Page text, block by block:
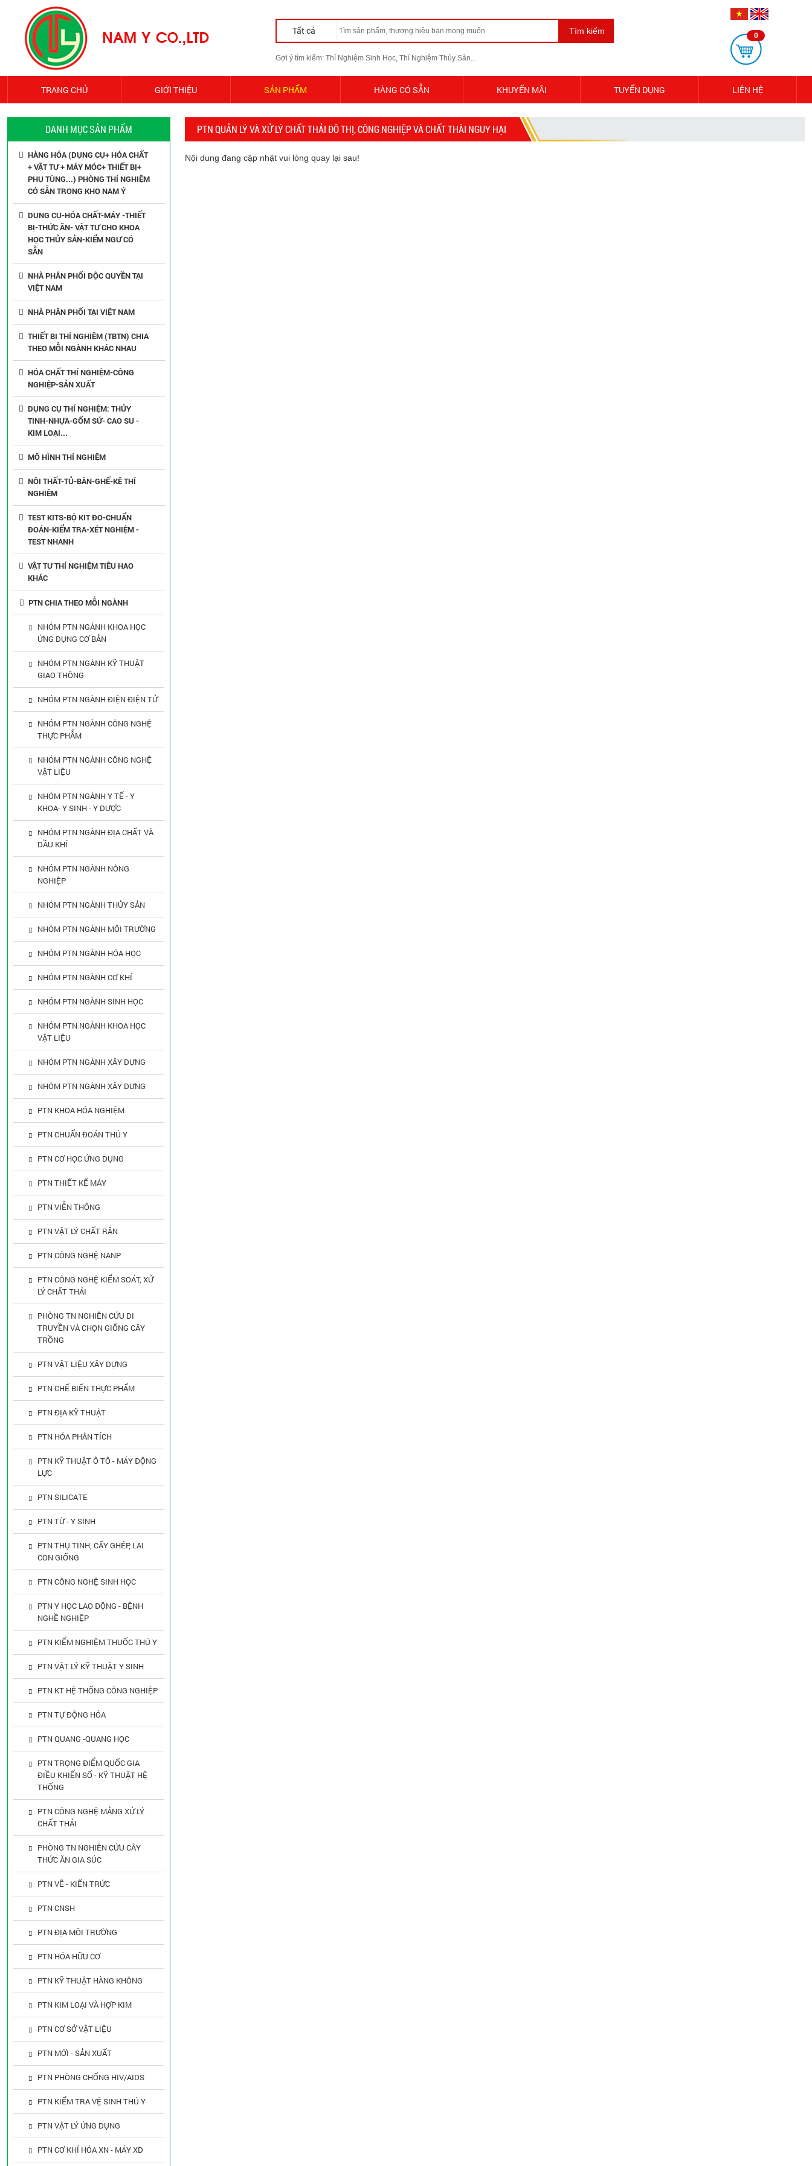
Tất cả Tìm kiếm
Gợi ý tìm kiếm: Thí Nghiệm Sinh Học, Thí Nghiệm Thủy Sản...
0
TRANG CHỦ GIỚI THIỆU SẢN PHẨM HÀNG CÓ SẴN KHUYẾN MÃI TUYỂN DỤNG LIÊN HỆ
DANH MỤC SẢN PHẨM
HÀNG HÓA (DỤNG CỤ+ HÓA CHẤT
+ VẬT TƯ + MÁY MÓC+ THIẾT BỊ+
PHỤ TÙNG...) PHÒNG THÍ NGHIỆM
CÓ SẴN TRONG KHO NAM Ý
DỤNG CỤ-HÓA CHẤT-MÁY -THIẾT
BỊ-THỨC ĂN- VẬT TƯ CHO KHOA
HỌC THỦY SẢN-KIỂM NGƯ CÓ
SẴN
NHÀ PHÂN PHỐI ĐỘC QUYỀN TẠI
VIỆT NAM
NHÀ PHÂN PHỐI TẠI VIỆT NAM
THIẾT BỊ THÍ NGHIỆM (TBTN) CHIA
THEO MỖI NGÀNH KHÁC NHAU
HÓA CHẤT THÍ NGHIỆM-CÔNG
NGHIỆP-SẢN XUẤT
DỤNG CỤ THÍ NGHIỆM: THỦY
TINH-NHỰA-GỐM SỨ- CAO SU -
KIM LOẠI...
MÔ HÌNH THÍ NGHIỆM
NỘI THẤT-TỦ-BÀN-GHẾ-KỆ THÍ
NGHIỆM
TEST KITS-BỘ KIT ĐO-CHUẨN
ĐOÁN-KIỂM TRA-XÉT NGHIỆM -
TEST NHANH
VẬT TƯ THÍ NGHIỆM TIÊU HAO
KHÁC
PTN CHIA THEO MỖI NGÀNH
NHÓM PTN NGÀNH KHOA HỌC
ỨNG DỤNG CƠ BẢN
NHÓM PTN NGÀNH KỸ THUẬT
GIAO THÔNG
NHÓM PTN NGÀNH ĐIỆN ĐIỆN TỬ
NHÓM PTN NGÀNH CÔNG NGHỆ
THỰC PHẪM
NHÓM PTN NGÀNH CÔNG NGHỆ
VẬT LIỆU
NHÓM PTN NGÀNH Y TẾ - Y
KHOA- Y SINH - Y DƯỢC
NHÓM PTN NGÀNH ĐỊA CHẤT VÀ
DẦU KHÍ
NHÓM PTN NGÀNH NÔNG
NGHIỆP
NHÓM PTN NGÀNH THỦY SẢN
NHÓM PTN NGÀNH MÔI TRƯỜNG
NHÓM PTN NGÀNH HÓA HỌC
NHÓM PTN NGÀNH CƠ KHÍ
NHÓM PTN NGÀNH SINH HỌC
NHÓM PTN NGÀNH KHOA HỌC
VẬT LIỆU
NHÓM PTN NGÀNH XÂY DỰNG
NHÓM PTN NGÀNH XÂY DỰNG
PTN KHOA HÓA NGHIỆM
PTN CHUẨN ĐOÁN THÚ Y
PTN CƠ HỌC ỨNG DỤNG
PTN THIẾT KẾ MÁY
PTN VIỄN THÔNG
PTN VẬT LÝ CHẤT RẮN
PTN CÔNG NGHỆ NANP
PTN CÔNG NGHỆ KIỂM SOÁT, XỬ
LÝ CHẤT THẢI
PHÒNG TN NGHIÊN CỨU DI
TRUYỀN VÀ CHỌN GIỐNG CÂY
TRỒNG
PTN VẬT LIỆU XÂY DỰNG
PTN CHẾ BIẾN THỰC PHẨM
PTN ĐỊA KỸ THUẬT
PTN HÓA PHÂN TÍCH
PTN KỸ THUẬT Ô TÔ - MÁY ĐỘNG
LỰC
PTN SILICATE
PTN TỪ - Y SINH
PTN THỤ TINH, CẤY GHÉP, LAI
CON GIỐNG
PTN CÔNG NGHỆ SINH HỌC
PTN Y HỌC LAO ĐỘNG - BỆNH
NGHỀ NGHIỆP
PTN KIỂM NGHIỆM THUỐC THÚ Y
PTN VẬT LÝ KỸ THUẬT Y SINH
PTN KT HỆ THỐNG CÔNG NGHIỆP
PTN TỰ ĐỘNG HÓA
PTN QUANG -QUANG HỌC
PTN TRỌNG ĐIỂM QUỐC GIA
ĐIỀU KHIỂN SỐ - KỸ THUẬT HỆ
THỐNG
PTN CÔNG NGHỆ MẢNG XỬ LÝ
CHẤT THẢI
PHÒNG TN NGHIÊN CỨU CÂY
THỨC ĂN GIA SÚC
PTN VẼ - KIẾN TRỨC
PTN CNSH
PTN ĐỊA MÔI TRƯỜNG
PTN HÓA HỮU CƠ
PTN KỸ THUẬT HÀNG KHÔNG
PTN KIM LOẠI VÀ HỢP KIM
PTN CƠ SỞ VẬT LIỆU
PTN MỚI - SẢN XUẤT
PTN PHÒNG CHỐNG HIV/AIDS
PTN KIỂM TRA VỆ SINH THÚ Y
PTN VẬT LÝ ỨNG DỤNG
PTN CƠ KHÍ HÓA XN - MÁY XD
PTN QUẢN LÝ VÀ XỬ LÝ CHẤT THẢI ĐÔ THỊ, CÔNG NGHIỆP VÀ CHẤT THÀI NGUY HẠI
Nội dung đang cập nhật vui lòng quay lại sau!